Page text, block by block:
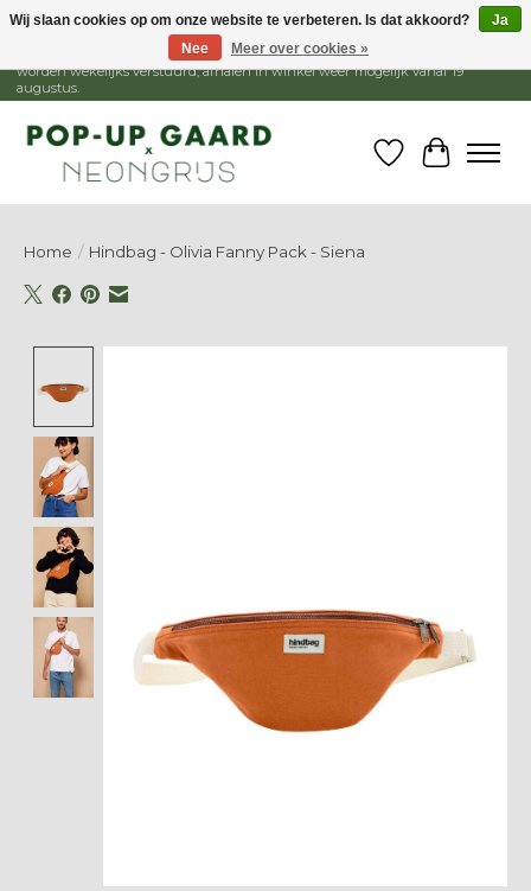
1 - 15 augustus is de winkel gesloten, webshop blijft open. Bestellingen
worden wekelijks verstuurd, afhalen in winkel weer mogelijk vanaf 19
augustus.
Verlanglijst
Home / Hindbag - Olivia Fanny Pack - Siena
Wij slaan cookies op om onze website te verbeteren. Is dat akkoord?
Ja
Nee
Meer over cookies »